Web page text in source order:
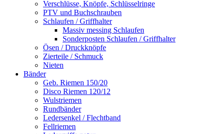
Verschlüsse, Knöpfe, Schlüsselringe
PTV und Buchschrauben
Schlaufen / Griffhalter
Massiv messing Schlaufen
Sonderposten Schlaufen / Griffhalter
Ösen / Druckknöpfe
Zierteile / Schmuck
Nieten
Bänder
Geb. Riemen 150/20
Disco Riemen 120/12
Wulstriemen
Rundbänder
Ledersenkel / Flechtband
Fellriemen